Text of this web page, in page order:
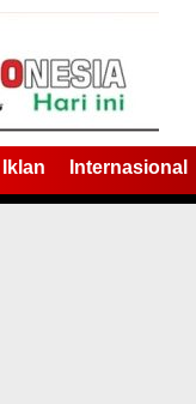
Iklan Internasional